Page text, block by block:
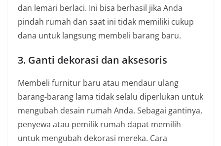
dan lemari berlaci. Ini bisa berhasil jika Anda
pindah rumah dan saat ini tidak memiliki cukup
dana untuk langsung membeli barang baru.
3. Ganti dekorasi dan aksesoris
Membeli furnitur baru atau mendaur ulang
barang-barang lama tidak selalu diperlukan untuk
mengubah desain rumah Anda. Sebagai gantinya,
penyewa atau pemilik rumah dapat memilih
untuk mengubah dekorasi mereka. Cara